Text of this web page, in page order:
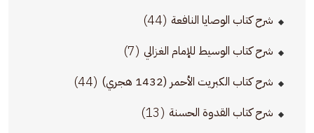
شرح كتاب الوصايا النافعة (44)
شرح كتاب الوسيط للإمام الغزالي (7)
شرح كتاب الكبريت الأحمر (1432 هجري) (44)
شرح كتاب القدوة الحسنة (13)